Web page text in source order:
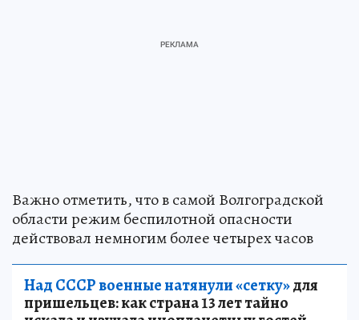
Важно отметить, что в самой Волгоградской
области режим беспилотной опасности
действовал немногим более четырех часов
Над СССР военные натянули «сетку»для
пришельцев: как страна 13 лет тайно